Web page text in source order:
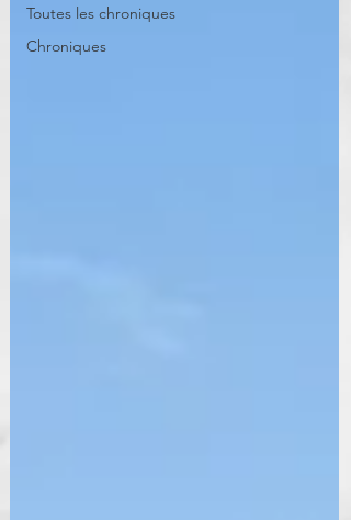
Toutes les chroniques
Chroniques